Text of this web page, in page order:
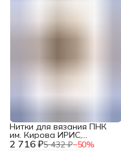
2 716 ₽5 432 ₽−50%
Нитки для вязания ПНК
им. Кирова ИРИС,
Мерсеризованный